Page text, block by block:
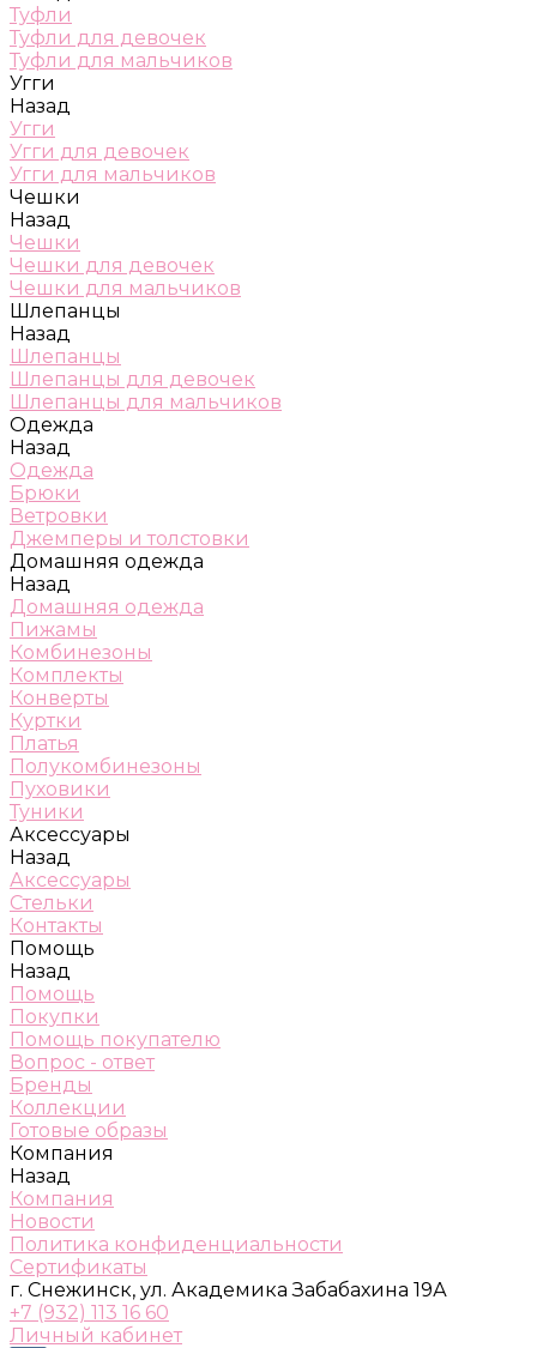
Туфли
Туфли для девочек
Туфли для мальчиков
Угги
Назад
Угги
Угги для девочек
Угги для мальчиков
Чешки
Назад
Чешки
Чешки для девочек
Чешки для мальчиков
Шлепанцы
Назад
Шлепанцы
Шлепанцы для девочек
Шлепанцы для мальчиков
Одежда
Назад
Одежда
Брюки
Ветровки
Джемперы и толстовки
Домашняя одежда
Назад
Домашняя одежда
Пижамы
Комбинезоны
Комплекты
Конверты
Куртки
Платья
Полукомбинезоны
Пуховики
Туники
Аксессуары
Назад
Аксессуары
Стельки
Контакты
Помощь
Назад
Помощь
Покупки
Помощь покупателю
Вопрос - ответ
Бренды
Коллекции
Готовые образы
Компания
Назад
Компания
Новости
Политика конфиденциальности
Сертификаты
г. Снежинск, ул. Академика Забабахина 19А
+7 (932) 113 16 60
Личный кабинет